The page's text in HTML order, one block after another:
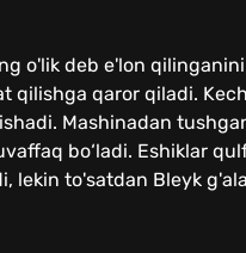
o'lik deb e'lon
qilishga qaror qiladi.
Mashinadan
bo‘ladi. Eshiklar
lekin to'satdan Bleyk